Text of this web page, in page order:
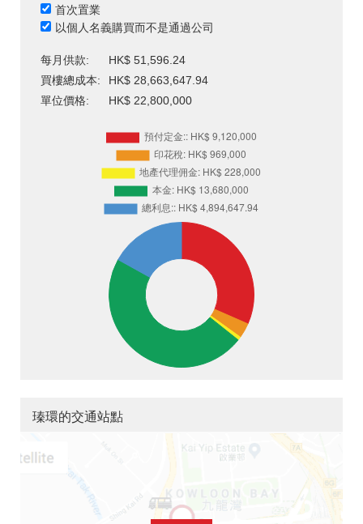
首次置業
以個人名義購買而不是通過公司
每月供款:
HK$ 51,596.24
買樓總成本:
HK$ 28,663,647.94
單位價格:
HK$ 22,800,000
瑧環的交通站點